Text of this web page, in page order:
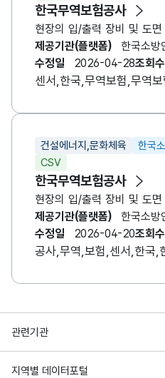
한국무역보험공사
현장의 입/출력 장비 및 도
제공기관(플랫폼)
한국소방
수정일
2026-04-28조회수
센서,한국,무역보험,무역
건설에너지,문화체육
한국
CSV
한국무역보험공사
현장의 입/출력 장비 및 도
제공기관(플랫폼)
한국소방
수정일
2026-04-20조회수
공사,무역,보험,센서,한국,
관련기관
행정안전부
한국지능정보사회진흥원
지역별 데이터포털
서울 열린데이터광장